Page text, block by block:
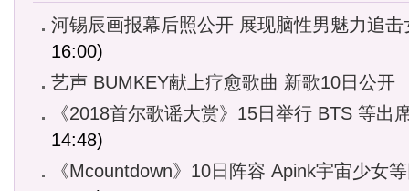
河锡辰画报幕后照公开 展现脑性男魅力追击
16:00)
艺声 BUMKEY献上疗愈歌曲 新歌10日公开
《2018首尔歌谣大赏》15日举行 BTS 等出
14:48)
《Mcountdown》10日阵容 Apink宇宙少女